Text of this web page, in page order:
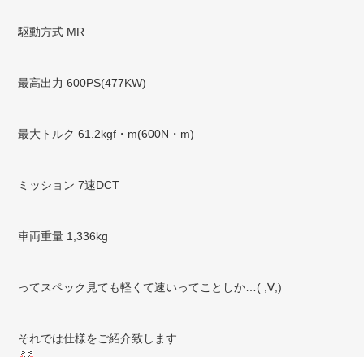
駆動方式 MR
最高出力 600PS(477KW)
最大トルク 61.2kgf・m(600N・m)
ミッション 7速DCT
車両重量 1,336kg
ってスペック見ても軽くて速いってことしか…( ;∀;)
それでは仕様をご紹介致します